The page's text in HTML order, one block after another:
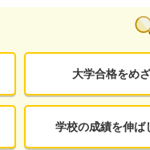
大学合格をめ
学校の成績を伸ば